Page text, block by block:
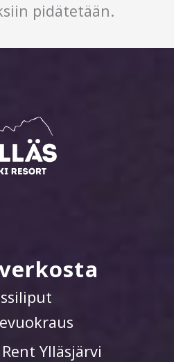
pidätetään.
Ylläsjärvi